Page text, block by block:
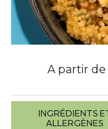
A partir de
INGRÉDIENTS
ALLERGÈNES